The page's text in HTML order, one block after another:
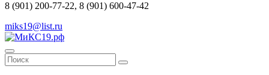
8 (901) 200-77-22, 8 (901) 600-47-42
miks19@list.ru